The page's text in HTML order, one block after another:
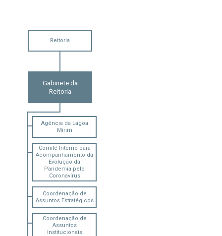
Reitoria
Gabinete da
Reitoria
Agência da Lagoa
Mirim
Comitê Interno para
Acompanhamento da
Evolução da
Pandemia pelo
Coronavírus
Coordenação de
Assuntos Estratégicos
Coordenação de
Assuntos
Institucionais